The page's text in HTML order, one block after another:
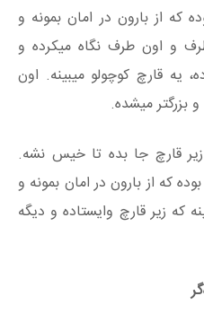
که از بارون در امان بمونه و
و اون طرف نگاه میکرده و
یه قارچ کوچولو میبینه. اون
بزرگتر میشده.
قارچ جا بده تا خیس نشه.
که از بارون در امان بمونه و
که زیر قارچ وایستاده و دیگه